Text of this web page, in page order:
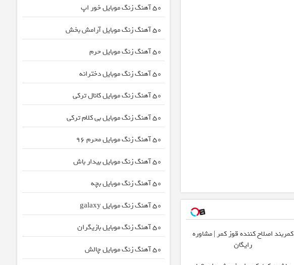
کمربند اصلاح کننده قوز کمر | مشاوره
رایگان
50 آهنگ زنگ موبایل خور اپ
50 آهنگ زنگ موبایل آرامش بخش
50 آهنگ زنگ موبایل حرم
50 آهنگ زنگ موبایل دخترانه
50 آهنگ زنگ موبایل کانال ترکی
50 آهنگ زنگ موبایل بی کلام ترکی
50 آهنگ زنگ موبایل محرم ۹۶
50 آهنگ زنگ موبایل بیدار باش
50 آهنگ زنگ موبایل بچه
50 آهنگ زنگ موبایل galaxy
50 آهنگ زنگ موبایل بازیگران
50 آهنگ زنگ موبایل چالش